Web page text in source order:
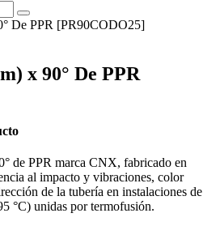
x 90° De PPR
de PPR marca CNX, fabricado en
al impacto y vibraciones, color
de la tubería en instalaciones de
°C) unidas por termofusión.